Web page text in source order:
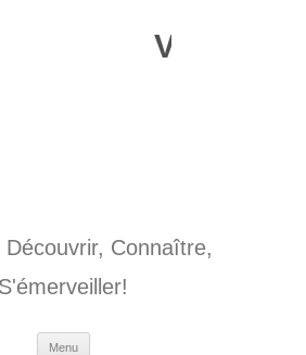
Voyages
Découvrir, Connaître,
S'émerveiller!
Menu